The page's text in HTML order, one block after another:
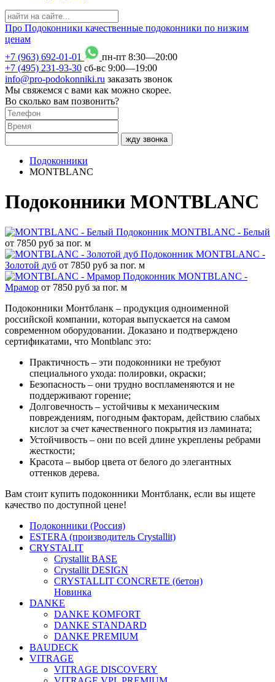
Про Подоконники качественные подоконники по низким
ценам
+7 (963) 692-01-01
пн-пт 8:30—20:00
+7 (495) 231-93-30 сб-вс 9:00—19:00
info@pro-podokonniki.ru заказать звонок
Мы свяжемся с вами как можно скорее.
Во сколько вам позвонить?
жду звонка
Подоконники
MONTBLANC
Подоконники MONTBLANC
Подоконник MONTBLANC - Белый
от 7850 руб за пог. м
Подоконник MONTBLANC -
Золотой дуб от 7850 руб за пог. м
Подоконник MONTBLANC -
Мрамор от 7850 руб за пог. м
Подоконники Монтбланк – продукция одноименной
российской компании, которая выпускается на самом
современном оборудовании. Доказано и подтверждено
сертификатами, что Montblanc это:
Практичность – эти подоконники не требуют
специального ухода: полировки, окраски;
Безопасность – они трудно воспламеняются и не
поддерживают горение;
Долговечность – устойчивы к механическим
повреждениям, погодным факторам, действию слабых
кислот за счет качественного покрытия из ламината;
Устойчивость – они по всей длине укреплены ребрами
жесткости;
Красота – выбор цвета от белого до элегантных
оттенков дерева.
Вам стоит купить подоконники Монтбланк, если вы ищете
качество по доступной цене!
Подоконники (Россия)
ESTERA (производитель Crystallit)
CRYSTALIT
Crystallit BASE
Crystallit DESIGN
CRYSTALLIT CONCRETE (бетон)
Новинка
DANKE
DANKE KOMFORT
DANKE STANDARD
DANKE PREMIUM
BAUDECK
VITRAGE
VITRAGE DISCOVERY